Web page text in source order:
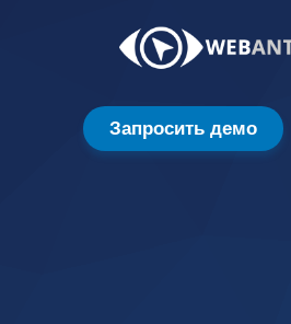
Запросить демо